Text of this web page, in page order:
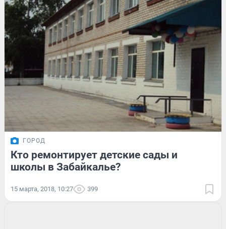
ГОРОД
Кто ремонтирует детские сады и
школы в Забайкалье?
15 марта, 2018, 10:27 399